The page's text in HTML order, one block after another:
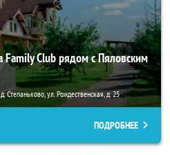
Club рядом с Пяловским
ул. Рождественская, д. 25
ПОДРОБНЕЕ